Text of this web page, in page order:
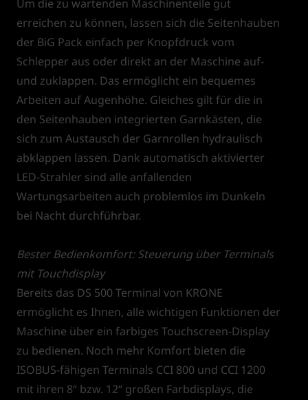
Um die zu wartenden Maschinenteile gut
erreichen zu können, lassen sich die Seitenhauben
der BiG Pack einfach per Knopfdruck vom
Schlepper aus oder direkt an der Maschine auf-
und zuklappen. Das ermöglicht ein bequemes
Arbeiten auf Augenhöhe. Gleiches gilt für die in
den Seitenhauben integrierten Garnkästen, die
sich zum Austausch der Garnrollen hydraulisch
abklappen lassen. Dank automatisch aktivierter
LED-Strahler sind alle anfallenden
Wartungsarbeiten auch problemlos im Dunkeln
bei Nacht durchführbar.
Bester Bedienkomfort: Steuerung über Terminals
mit Touchdisplay
Bereits das DS 500 Terminal von KRONE
ermöglicht es Ihnen, alle wichtigen Funktionen der
Maschine über ein farbiges Touchscreen-Display
zu bedienen. Noch mehr Komfort bieten die
ISOBUS-fähigen Terminals CCI 800 und CCI 1200
mit ihren 8“ bzw. 12“ großen Farbdisplays, die